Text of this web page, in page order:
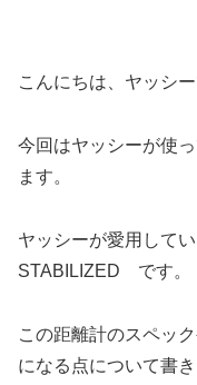
こんにちは、ヤッシー
今回はヤッシーが使
ます。
ヤッシーが愛用して
STABILIZED です。
この距離計のスペッ
になる点について書